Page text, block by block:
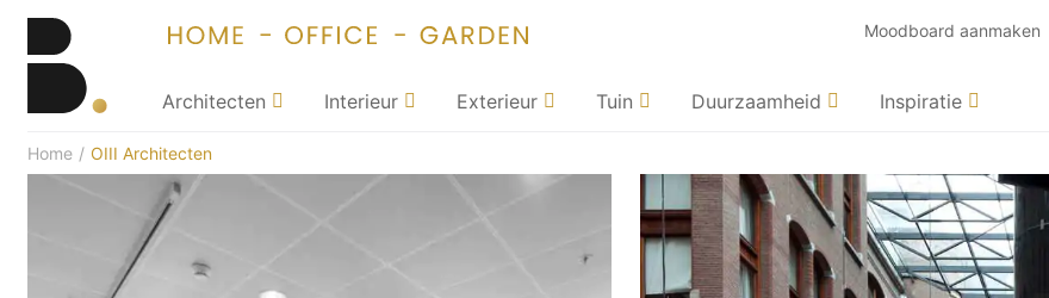
Moodboard aanmaken
Architecten Interieur Exterieur Tuin Duurzaamheid Inspiratie
Home / OIII Architecten